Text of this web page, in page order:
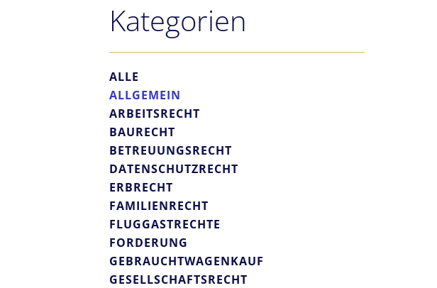
Kategorien
ALLE
ALLGEMEIN
ARBEITSRECHT
BAURECHT
BETREUUNGSRECHT
DATENSCHUTZRECHT
ERBRECHT
FAMILIENRECHT
FLUGGASTRECHTE
FORDERUNG
GEBRAUCHTWAGENKAUF
GESELLSCHAFTSRECHT